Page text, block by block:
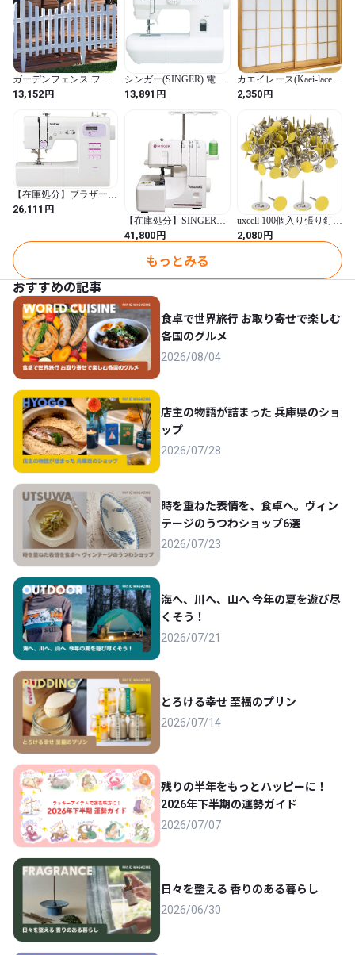
ガーデンフェンス フェ
ンス ガーデンファニチ
ャー 8個 8個セット セッ
ト販売 クラシックデコ
レーションフェンス 理
想の庭 庭の装飾 屋外装
飾 フロア ガーデニング
おしゃれ 清楚 綺麗 華や
か 園芸用品 ホワイト製
13,152円
シンガー(SINGER) 電動
ミシン Amity SN20A, ホ
ワイト
13,891 円
カエイレース(Kaei-lace)
加栄レース(Kaei Lace)
【障子に貼るレース 無
地 2枚入り】30031 破れ
ない障子紙 遮熱 花粉キ
ャッチ 断熱 採光性 通気
性 作業簡単 日本製
2,350円
【在庫処分】ブラザーコ
ンピューターミシン
「PS102X（ピンク）」
種登場！
26,111 円
【在庫処分】SINGERシ
ンガー プロフェッショ
ナル2 1本針3本糸ロック
ミシン フットコントロ
ーラー式 S-700DF ホワ
イト
41,800円
uxcell 100個入り張り釘
7/16" x 11/16"平頭押しピ
ン 木製壁家具用装飾釘
2,080円
もっとみる
おすすめの記事
食卓で世界旅行 お取り寄せで楽しむ
各国のグルメ
2026/08/04
店主の物語が詰まった 兵庫県のショ
ップ
2026/07/28
時を重ねた表情を、食卓へ。ヴィン
テージのうつわショップ6選
2026/07/23
海へ、川へ、山へ 今年の夏を遊び尽
くそう！
2026/07/21
とろける幸せ 至福のプリン
2026/07/14
残りの半年をもっとハッピーに！
2026年下半期の運勢ガイド
2026/07/07
日々を整える 香りのある暮らし
2026/06/30